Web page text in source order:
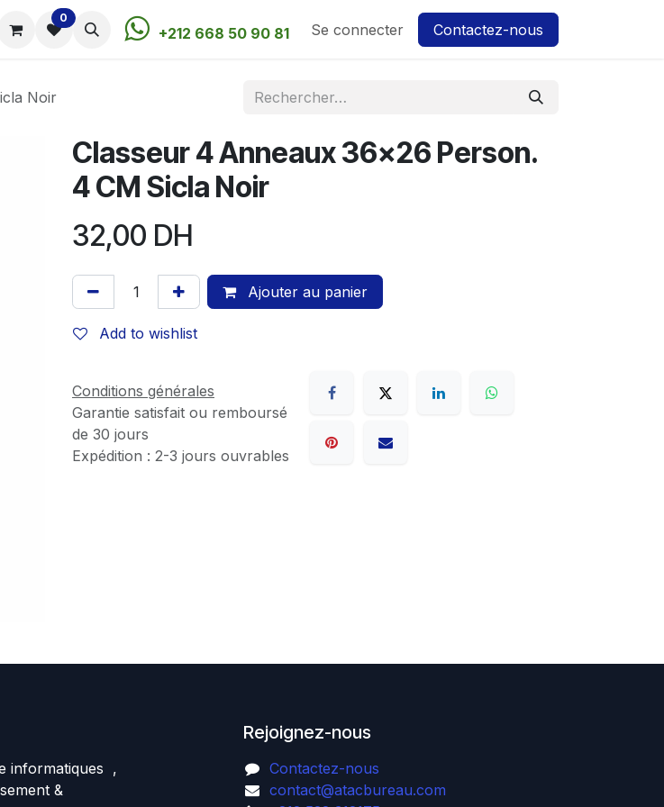
Contactez-nous
0
+212 668 50 90 81 Se connecter Contactez-nous
Noir
Classeur 4 Anneaux 36x26 Person.
4 CM Sicla Noir
32,00 DH
Ajouter au panier
Add to wishlist
Conditions générales
Garantie satisfait ou remboursé
de 30 jours
Expédition : 2-3 jours ouvrables
informatiques ,
&
Rejoignez-nous
Contactez-nous
contact@atacbureau.com